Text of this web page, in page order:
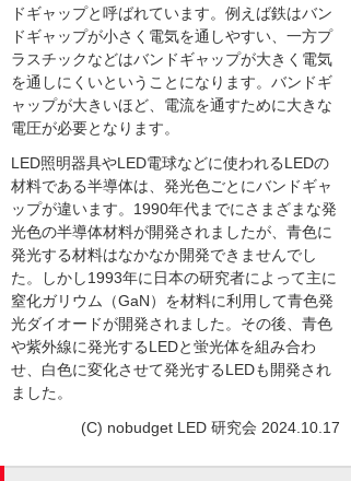
ドギャップと呼ばれています。例えば鉄はバン
ドギャップが小さく電気を通しやすい、一方プ
ラスチックなどはバンドギャップが大きく電気
を通しにくいということになります。バンドギ
ャップが大きいほど、電流を通すために大きな
電圧が必要となります。
LED照明器具やLED電球などに使われるLEDの
材料である半導体は、発光色ごとにバンドギャ
ップが違います。1990年代までにさまざまな発
光色の半導体材料が開発されましたが、青色に
発光する材料はなかなか開発できませんでし
た。しかし1993年に日本の研究者によって主に
窒化ガリウム（GaN）を材料に利用して青色発
光ダイオードが開発されました。その後、青色
や紫外線に発光するLEDと蛍光体を組み合わ
せ、白色に変化させて発光するLEDも開発され
ました。
(C) nobudget LED 研究会 2024.10.17